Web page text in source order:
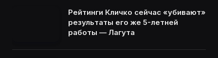
Рейтинги Кличко сейчас «убивают»
результаты его же 5-летней
работы — Лагута